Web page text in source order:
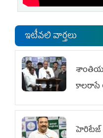
ఇటీవలి వార్తలు
కాలరాసే